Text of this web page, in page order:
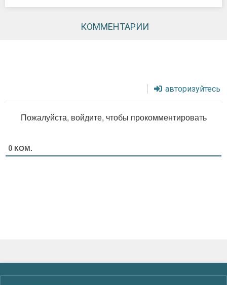
КОММЕНТАРИИ
авторизуйтесь
Пожалуйста, войдите, чтобы прокомментировать
0 КОМ.